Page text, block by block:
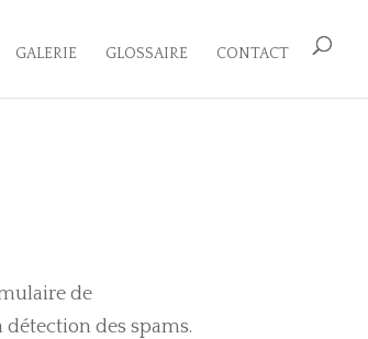
GALERIE GLOSSAIRE CONTACT
de
des spams.